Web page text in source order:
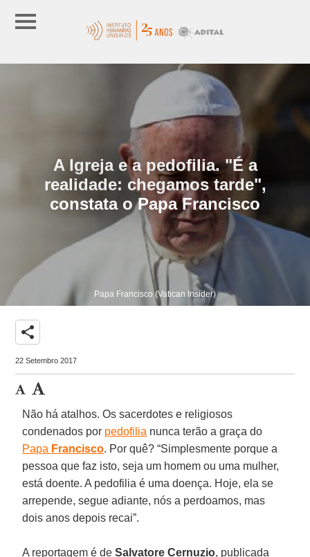
A Igreja e a pedofilia. "É a
realidade: chegamos tarde",
constata o Papa Francisco
Papa Francisco (Vatican Insider)
share
22 Setembro 2017
Não há atalhos. Os sacerdotes e religiosos
condenados por pedofilia nunca terão a graça do
Papa Francisco. Por quê? “Simplesmente porque a
pessoa que faz isto, seja um homem ou uma mulher,
está doente. A pedofilia é uma doença. Hoje, ela se
arrepende, segue adiante, nós a perdoamos, mas
dois anos depois recai”.
A reportagem é deSalvatore Cernuzio, publicada